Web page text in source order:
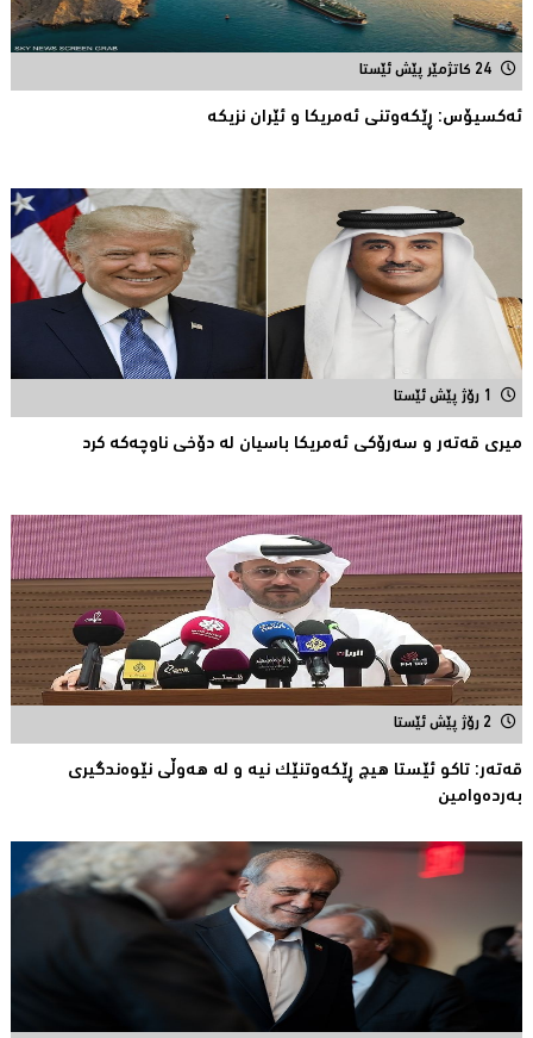
24 کاتژمێر پێش ئێستا
ئه‌كسیۆس: ڕێكه‌وتنی ئه‌مریكا و ئێران نزیكه‌
1 رۆژ پێش ئێستا
میری قه‌ته‌ر و سه‌رۆكی ئه‌مریكا باسیان له‌ دۆخی ناوچه‌كه‌ كرد
2 رۆژ پێش ئێستا
قەتەر: تاکو ئێستا هیچ ڕێکەوتنێک نیە و لە هەوڵى نێوەندگیرى
بەردەوامین